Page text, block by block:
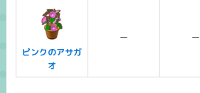
ピンクのアサガ
オ
ー ー